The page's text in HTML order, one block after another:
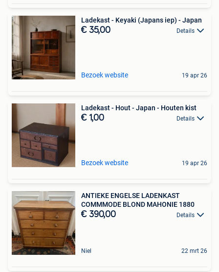
Ladekast - Keyaki (Japans iep) - Japan
€ 35,00 Details
Bezoek website 19 apr 26
Ladekast - Hout - Japan - Houten kist
€ 1,00 Details
Bezoek website 19 apr 26
ANTIEKE ENGELSE LADENKAST
COMMMODE BLOND MAHONIE 1880
€ 390,00 Details
Niel 22 mrt 26